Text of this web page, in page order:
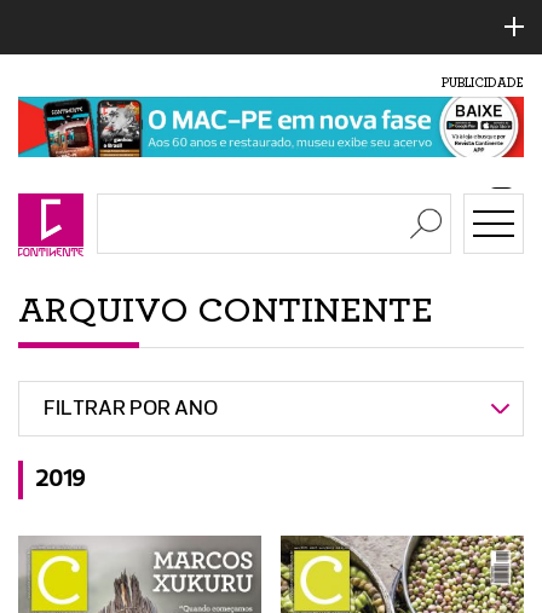
PUBLICIDADE
ARQUIVO CONTINENTE
FILTRAR POR ANO
2019